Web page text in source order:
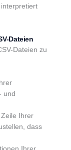
Dateien
Dateien zu
und
Ihrer
dass